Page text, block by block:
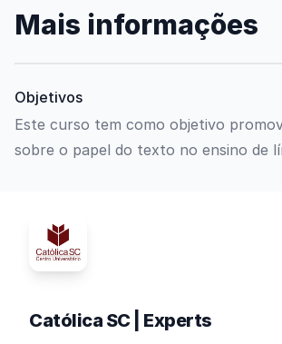
Mais informações
Objetivos
Este curso tem como objetivo
sobre o papel do texto no ensino de
Católica SC | Experts